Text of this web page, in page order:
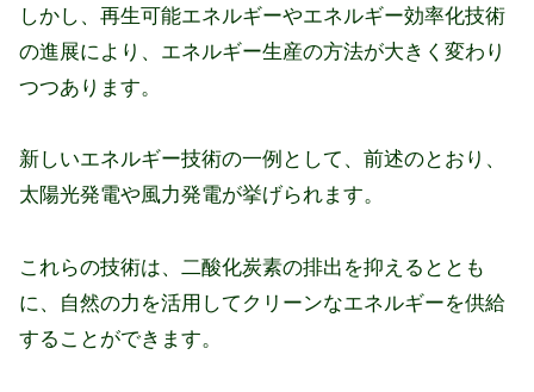
しかし、再生可能エネルギーやエネルギー効率化技術
の進展により、エネルギー生産の方法が大きく変わり
つつあります。
新しいエネルギー技術の一例として、前述のとおり、
太陽光発電や風力発電が挙げられます。
これらの技術は、二酸化炭素の排出を抑えるととも
に、自然の力を活用してクリーンなエネルギーを供給
することができます。